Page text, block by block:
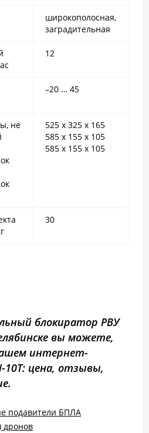
широкополосная,
заградительная
12
–20 … 45
не
525 x 325 x 165
585 x 155 x 105
585 x 155 x 105
30
блокиратор РВУ
вы можете,
интернет-
10Т: цена, отзывы,
подавители БПЛА
дронов